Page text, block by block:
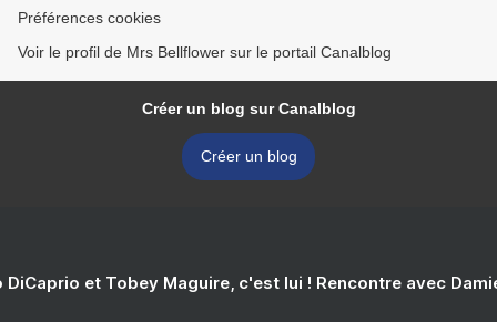
Préférences cookies
Voir le profil de Mrs Bellflower sur le portail Canalblog
Créer un blog sur Canalblog
Créer un blog
DiCaprio et Tobey Maguire, c'est lui ! Rencontre avec